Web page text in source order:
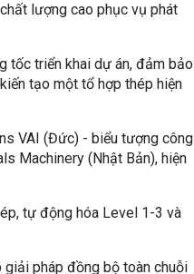
lượng cao phục vụ phát
tốc triển khai dự án, đảm bảo
tạo một tổ hợp thép hiện
VAI (Đức) - biểu tượng công
Machinery (Nhật Bản), hiện
tự động hóa Level 1-3 và
pháp đồng bộ toàn chuỗi